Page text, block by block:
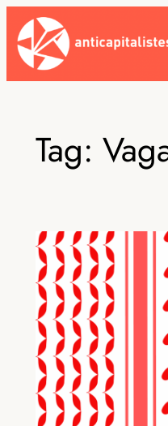
Skip
to
content
Tag: